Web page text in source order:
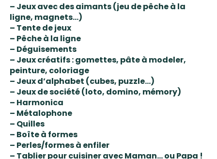
– Jeux avec des aimants (jeu de pêche à la
ligne, magnets…)
– Tente de jeux
– Pêche à la ligne
– Déguisements
– Jeux créatifs : gomettes, pâte à modeler,
peinture, coloriage
– Jeux d’alphabet (cubes, puzzle…)
– Jeux de société (loto, domino, mémory)
– Harmonica
– Métalophone
– Quilles
– Boîte à formes
– Perles/formes à enfiler
– Tablier pour cuisiner avec Maman… ou Papa !